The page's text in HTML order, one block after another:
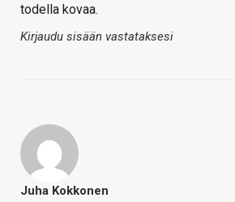
todella kovaa.
Kirjaudu sisään vastataksesi
Juha Kokkonen